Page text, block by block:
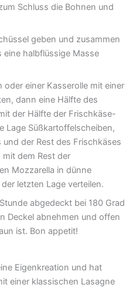
Schluss die Bohnen und
geben und zusammen
eine halbflüssige Masse
einer Kasserolle mit einer
dann eine Hälfte des
der Hälfte der Frischkäse-
Lage Süßkartoffelscheiben,
der Rest des Frischkäses
dem Rest der
Mozzarella in dünne
letzten Lage verteilen.
abgedeckt bei 180 Grad
Deckel abnehmen und offen
ist. Bon appetit!
Eigenkreation und hat
einer klassischen Lasagne